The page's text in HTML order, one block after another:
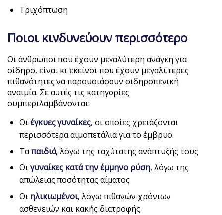
Τριχόπτωση
Ποιοι κινδυνεύουν περισσότερο
Οι άνθρωποι που έχουν μεγαλύτερη ανάγκη για
σίδηρο, είναι κι εκείνοι που έχουν μεγαλύτερες
πιθανότητες να παρουσιάσουν σιδηροπενική
αναιμία. Σε αυτές τις κατηγορίες
συμπεριλαμβάνονται:
Οιέγκυες γυναίκες, οι οποίες χρειάζονται
περισσότερα αιμοπετάλια για το έμβρυο.
Ταπαιδιά, λόγω της ταχύτατης ανάπτυξής τους
Οιγυναίκες κατά την έμμηνο ρύση, λόγω της
απώλειας ποσότητας αίματος
Οι ηλικιωμένοι, λόγω πιθανών χρόνιων
ασθενειών και κακής διατροφής